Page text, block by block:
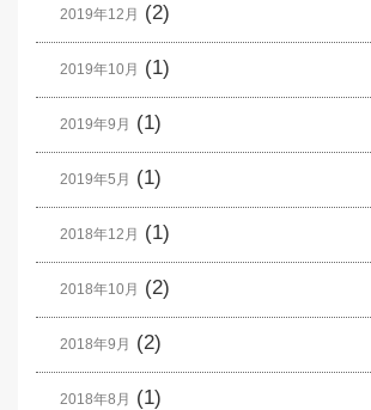
2019年12月 (2)
2019年10月 (1)
2019年9月 (1)
2019年5月 (1)
2018年12月 (1)
2018年10月 (2)
2018年9月 (2)
2018年8月 (1)